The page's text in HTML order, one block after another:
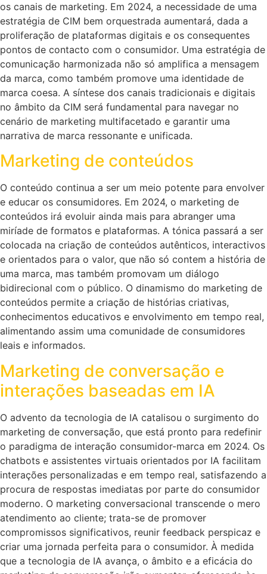
os canais de marketing. Em 2024, a necessidade de uma
estratégia de CIM bem orquestrada aumentará, dada a
proliferação de plataformas digitais e os consequentes
pontos de contacto com o consumidor. Uma estratégia de
comunicação harmonizada não só amplifica a mensagem
da marca, como também promove uma identidade de
marca coesa. A síntese dos canais tradicionais e digitais
no âmbito da CIM será fundamental para navegar no
cenário de marketing multifacetado e garantir uma
narrativa de marca ressonante e unificada.
Marketing de conteúdos
O conteúdo continua a ser um meio potente para envolver
e educar os consumidores. Em 2024, o marketing de
conteúdos irá evoluir ainda mais para abranger uma
miríade de formatos e plataformas. A tónica passará a ser
colocada na criação de conteúdos autênticos, interactivos
e orientados para o valor, que não só contem a história de
uma marca, mas também promovam um diálogo
bidirecional com o público. O dinamismo do marketing de
conteúdos permite a criação de histórias criativas,
conhecimentos educativos e envolvimento em tempo real,
alimentando assim uma comunidade de consumidores
leais e informados.
Marketing de conversação e
interações baseadas em IA
O advento da tecnologia de IA catalisou o surgimento do
marketing de conversação, que está pronto para redefinir
o paradigma de interação consumidor-marca em 2024. Os
chatbots e assistentes virtuais orientados por IA facilitam
interações personalizadas e em tempo real, satisfazendo a
procura de respostas imediatas por parte do consumidor
moderno. O marketing conversacional transcende o mero
atendimento ao cliente; trata-se de promover
compromissos significativos, reunir feedback perspicaz e
criar uma jornada perfeita para o consumidor. À medida
que a tecnologia de IA avança, o âmbito e a eficácia do